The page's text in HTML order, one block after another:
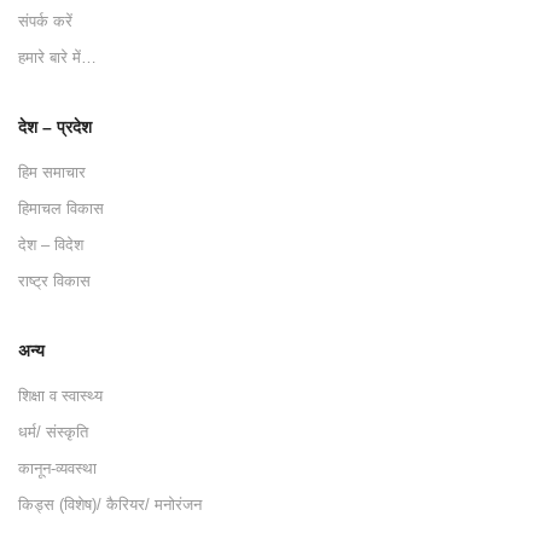
संपर्क करें
हमारे बारे में…
देश – प्रदेश
हिम समाचार
हिमाचल विकास
देश – विदेश
राष्ट्र विकास
अन्य
शिक्षा व स्वास्थ्य
धर्म/ संस्कृति
कानून-व्यवस्था
किड्स (विशेष)/ कैरियर/ मनोरंजन